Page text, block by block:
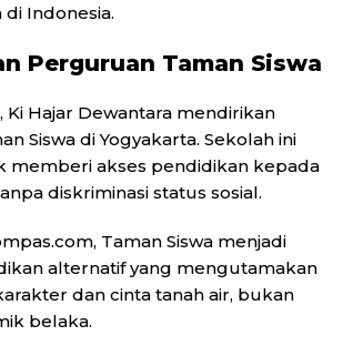
Indonesia.
Perguruan Taman Siswa
Ki Hajar Dewantara mendirikan
Siswa di Yogyakarta. Sekolah ini
memberi akses pendidikan kepada
diskriminasi status sosial.
Taman Siswa menjadi
alternatif yang mengutamakan
dan cinta tanah air, bukan
belaka.